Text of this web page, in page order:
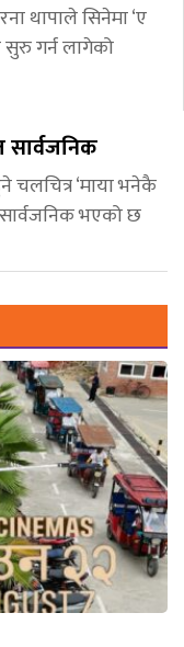
थापाले सिनेमा ‘ए
गर्न लागेको
सार्वजनिक
चलचित्र ‘माया भनेकै
सार्वजनिक भएको छ